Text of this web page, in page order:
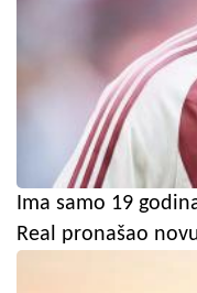
Ima samo 19
Real pronašao